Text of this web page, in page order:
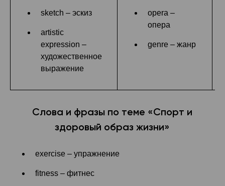
sketch – эскиз
artistic
expression –
художественное
выражение
opera –
опера
genre – жанр
Слова и фразы по теме «Спорт и
здоровый образ жизни»
exercise – упражнение
fitness – фитнес